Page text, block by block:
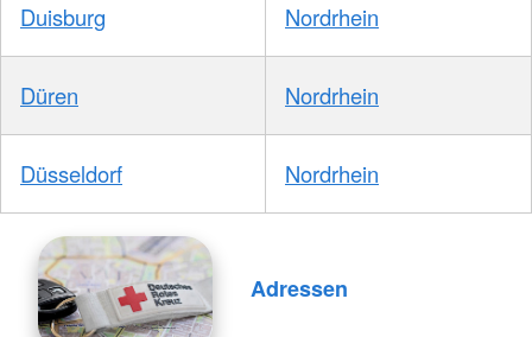
Duisburg Nordrhein
Düren Nordrhein
Düsseldorf Nordrhein
Adressen